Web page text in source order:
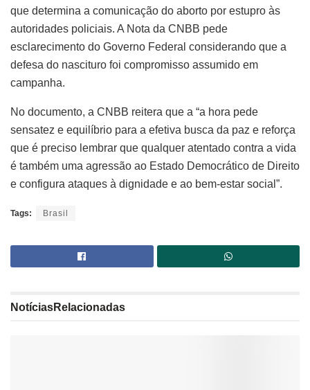
que determina a comunicação do aborto por estupro às
autoridades policiais. A Nota da CNBB pede
esclarecimento do Governo Federal considerando que a
defesa do nascituro foi compromisso assumido em
campanha.
No documento, a CNBB reitera que a “a hora pede
sensatez e equilíbrio para a efetiva busca da paz e reforça
que é preciso lembrar que qualquer atentado contra a vida
é também uma agressão ao Estado Democrático de Direito
e configura ataques à dignidade e ao bem-estar social”.
Tags: Brasil
NotíciasRelacionadas